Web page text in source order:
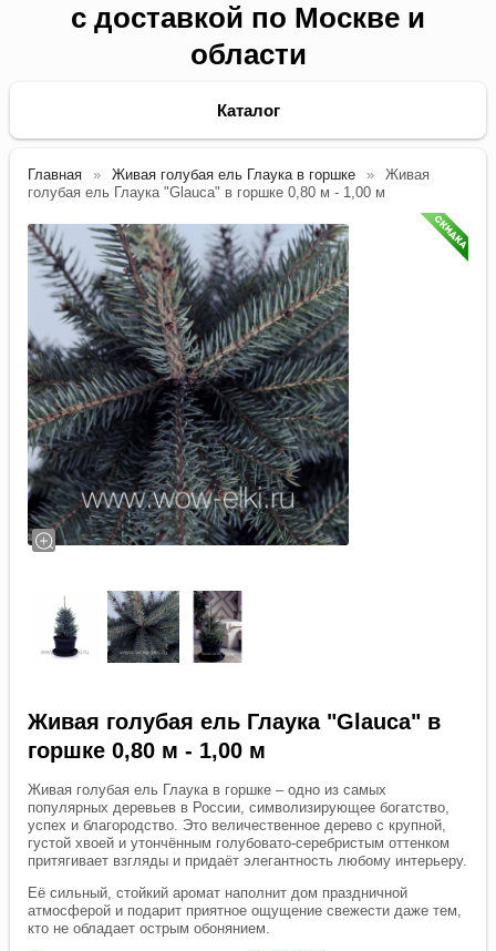
с доставкой по Москве и
области
Каталог
Главная Живая голубая ель Глаука в горшке
Живая
голубая ель Глаука "Glauca" в горшке 0,80 м - 1,00 м
Живая голубая ель Глаука "Glauca" в
горшке 0,80 м - 1,00 м
Живая голубая ель Глаука в горшке – одно из самых
популярных деревьев в России, символизирующее богатство,
успех и благородство. Это величественное дерево с крупной,
густой хвоей и утончённым голубовато-серебристым оттенком
притягивает взгляды и придаёт элегантность любому интерьеру.
Её сильный, стойкий аромат наполнит дом праздничной
атмосферой и подарит приятное ощущение свежести даже тем,
кто не обладает острым обонянием.